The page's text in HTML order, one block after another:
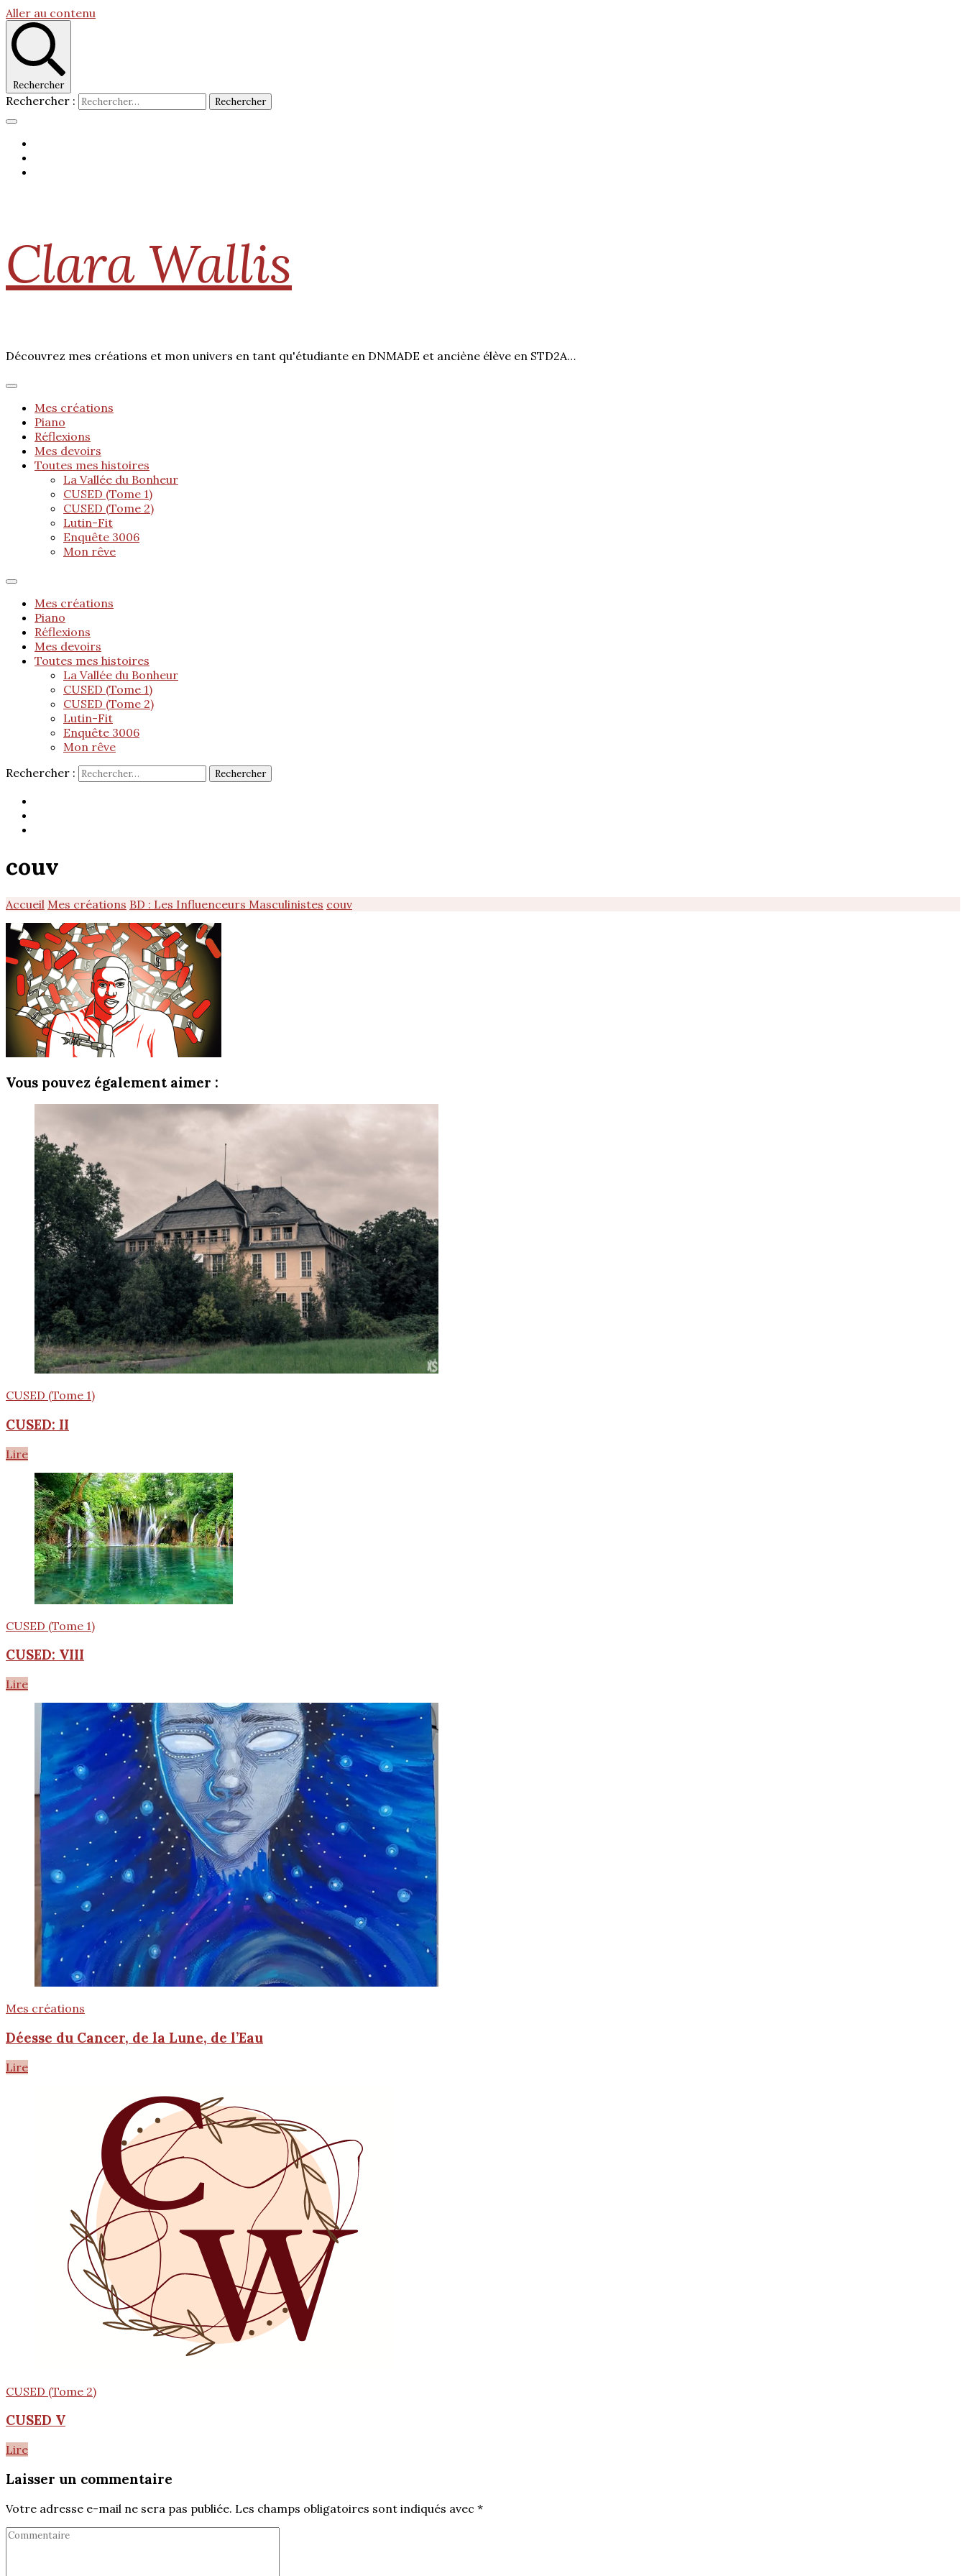
Aller au contenu
Rechercher
Rechercher :
Clara Wallis
Découvrez mes créations et mon univers en tant qu'étudiante en DNMADE et anciène élève en STD2A…
Mes créations
Piano
Réflexions
Mes devoirs
Toutes mes histoires
La Vallée du Bonheur
CUSED (Tome 1)
CUSED (Tome 2)
Lutin-Fit
Enquête 3006
Mon rêve
Mes créations
Piano
Réflexions
Mes devoirs
Toutes mes histoires
La Vallée du Bonheur
CUSED (Tome 1)
CUSED (Tome 2)
Lutin-Fit
Enquête 3006
Mon rêve
Rechercher :
couv
Accueil Mes créations BD : Les Influenceurs Masculinistes couv
Vous pouvez également aimer :
CUSED (Tome 1)
CUSED: II
Lire
CUSED (Tome 1)
CUSED: VIII
Lire
Mes créations
Déesse du Cancer, de la Lune, de l’Eau
Lire
CUSED (Tome 2)
CUSED V
Lire
Laisser un commentaire
Votre adresse e-mail ne sera pas publiée. Les champs obligatoires sont indiqués avec *